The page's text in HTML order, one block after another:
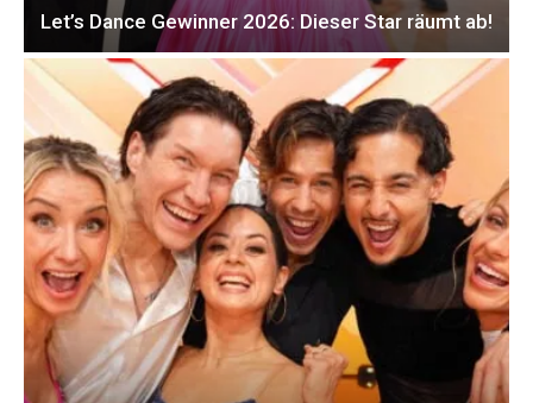
Let’s Dance Gewinner 2026: Dieser Star räumt ab!